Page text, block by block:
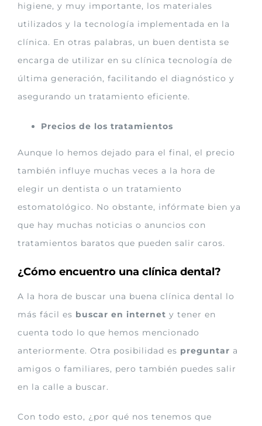
higiene, y muy importante, los materiales
utilizados y la tecnología implementada en la
clínica. En otras palabras, un buen dentista se
encarga de utilizar en su clínica tecnología de
última generación, facilitando el diagnóstico y
asegurando un tratamiento eficiente.
Precios de los tratamientos
Aunque lo hemos dejado para el final, el precio
también influye muchas veces a la hora de
elegir un dentista o un tratamiento
estomatológico. No obstante, infórmate bien ya
que hay muchas noticias o anuncios con
tratamientos baratos que pueden salir caros.
¿Cómo encuentro una clínica dental?
A la hora de buscar una buena clínica dental lo
más fácil es buscar en internet y tener en
cuenta todo lo que hemos mencionado
anteriormente. Otra posibilidad es preguntar a
amigos o familiares, pero también puedes salir
en la calle a buscar.
Con todo esto, ¿por qué nos tenemos que